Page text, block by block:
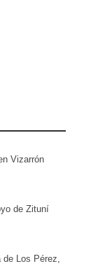
Vizarrón
de Zituní
de Los Pérez,